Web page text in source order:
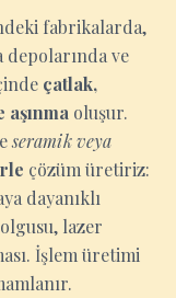
fabrikalarda,
ve
çatlak,
aşınma oluşur.
seramik veya
çözüm üretiriz:
dayanıklı
lazer
İşlem üretimi